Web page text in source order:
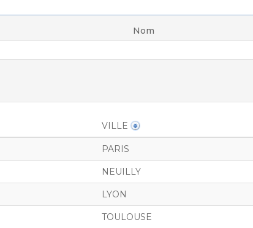
Nom
VILLE
PARIS
NEUILLY
LYON
TOULOUSE